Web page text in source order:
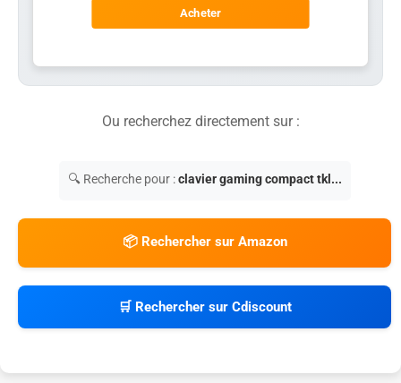
Acheter
Ou recherchez directement sur :
🔍 Recherche pour :clavier gaming compact tkl...
📦 Rechercher sur Amazon
🛒 Rechercher sur Cdiscount